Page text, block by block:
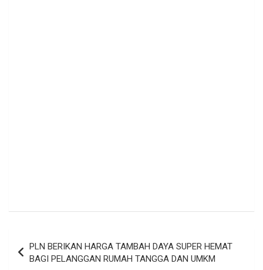
pos
PLN BERIKAN HARGA TAMBAH DAYA SUPER HEMAT
BAGI PELANGGAN RUMAH TANGGA DAN UMKM